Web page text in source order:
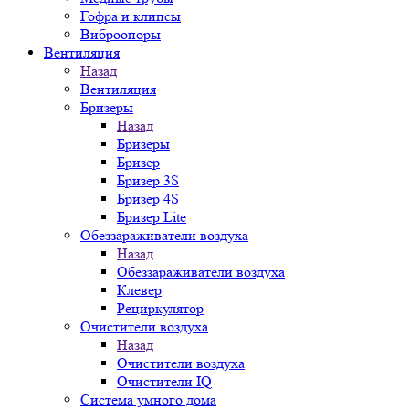
Гофра и клипсы
Виброопоры
Вентиляция
Назад
Вентиляция
Бризеры
Назад
Бризеры
Бризер
Бризер 3S
Бризер 4S
Бризер Lite
Обеззараживатели воздуха
Назад
Обеззараживатели воздуха
Клевер
Рециркулятор
Очистители воздуха
Назад
Очистители воздуха
Очистители IQ
Система умного дома